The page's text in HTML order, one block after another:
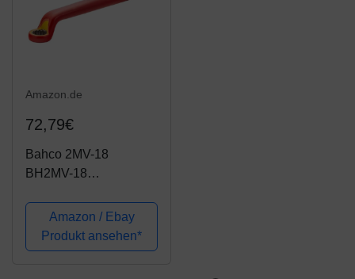
Amazon.de
72,79€
Bahco 2MV-18
BH2MV-18
12-kant 18mm, 18 mm
Drive
Amazon / Ebay
Produkt ansehen*